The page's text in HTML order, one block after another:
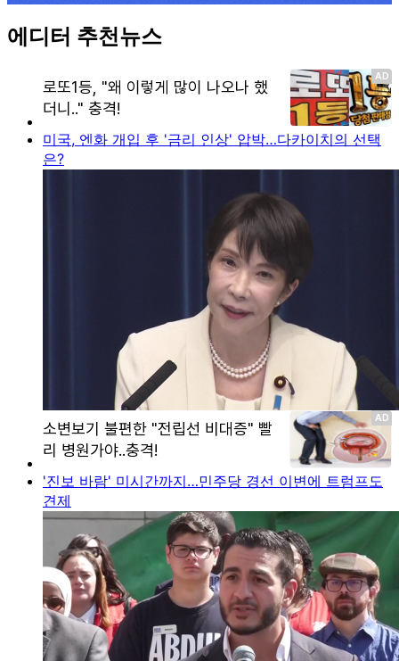
에디터 추천뉴스
미국, 엔화 개입 후 '금리 인상' 압박…다카이치의 선택
은?
'진보 바람' 미시간까지…민주당 경선 이변에 트럼프도
견제